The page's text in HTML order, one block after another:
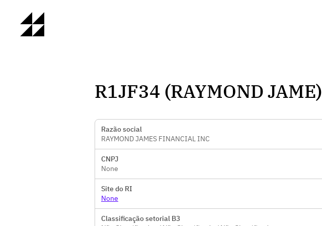
R1JF34 (RAYMOND JAME)
Razão social
RAYMOND JAMES FINANCIAL INC
CNPJ
None
Site do RI
None
Classificação setorial B3